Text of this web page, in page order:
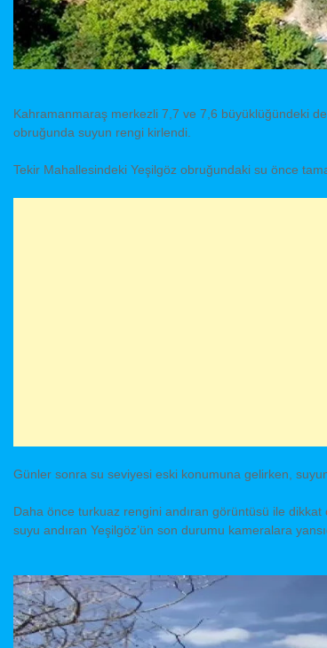
Kahramanmaraş merkezli 7,7 ve 7,6 büyüklüğündeki
obruğunda suyun rengi kirlendi.
Tekir Mahallesindeki Yeşilgöz obruğundaki su önce
Günler sonra su seviyesi eski konumuna gelirken,
Daha önce turkuaz rengini andıran görüntüsü ile
suyu andıran Yeşilgöz’ün son durumu kameralara